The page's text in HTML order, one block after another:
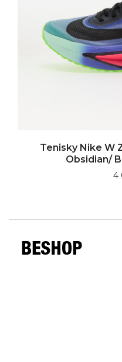
Tenisky Nike W
Obsidian/
4